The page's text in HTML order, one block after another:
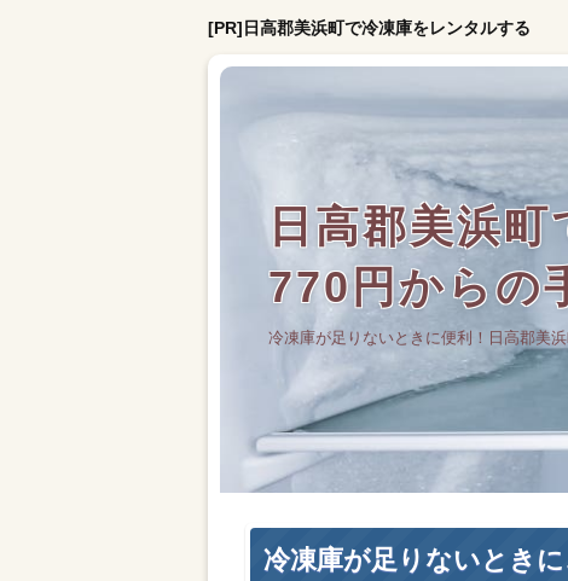
[PR]日高郡美浜町で冷凍庫をレンタルする
日高郡美浜
770円からの
冷凍庫が足りないときに便利！日高郡美
冷凍庫が足りないとき